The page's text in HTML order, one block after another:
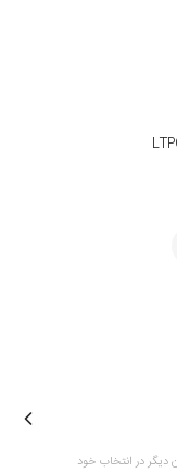
دیگر در انتخاب خود